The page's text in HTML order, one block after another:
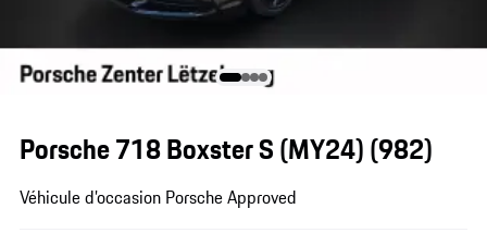
Porsche 718 Boxster S (MY24)(982)
Véhicule d’occasion Porsche Approved